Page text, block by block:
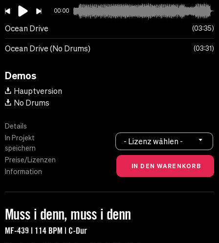
00:00
Ocean Drive 03:35
Ocean Drive (No Drums) 03:31
Demos
Hauptversion
No Drums
Details
In Projekt
speichern
Preise/Lizenzen
Information
- Lizenz wählen -
Muss i denn, muss i denn
MF-439 | 114 BPM | C-Dur